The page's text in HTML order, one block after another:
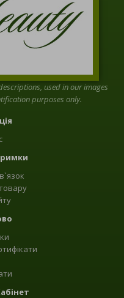
used in our images
purposes only.